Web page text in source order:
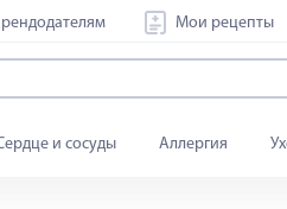
Мои рецепты
и сосуды Аллергия